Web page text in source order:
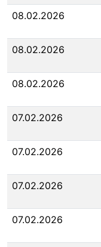
08.02.2026
08.02.2026
08.02.2026
07.02.2026
07.02.2026
07.02.2026
07.02.2026